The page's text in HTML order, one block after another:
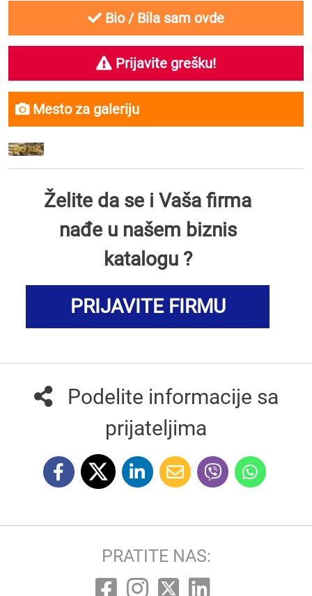
Bio / Bila sam ovde
Prijavite grešku!
Mesto za galeriju
Želite da se i Vaša firma
nađe u našem biznis
katalogu ?
PRIJAVITE FIRMU
Podelite informacije sa
prijateljima
PRATITE NAS: